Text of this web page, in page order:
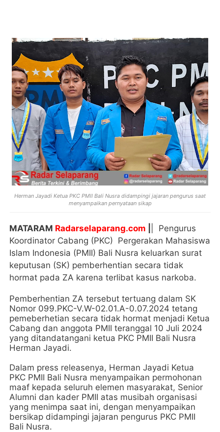
Herman Jayadi Ketua PKC PMII Bali Nusra didampingi jajaran pengurus saat
menyampaikan pernyataan sikap
MATARAM Radarselaparang.com
| Pengurus
Koordinator Cabang (PKC) Pergerakan Mahasiswa
Islam Indonesia (PMII) Bali Nusra keluarkan surat
keputusan (SK) pemberhentian secara tidak
hormat pada ZA karena terlibat kasus narkoba.
Pemberhentian ZA tersebut tertuang dalam SK
Nomor 099.PKC-V.W-02.01.A-0.07.2024 tetang
pemeberhetian secara tidak hormat menjadi Ketua
Cabang dan anggota PMII teranggal 10 Juli 2024
yang ditandatangani ketua PKC PMII Bali Nusra
Herman Jayadi.
Dalam press releasenya, Herman Jayadi Ketua
PKC PMII Bali Nusra menyampaikan permohonan
maaf kepada seluruh elemen masyarakat, Senior
Alumni dan kader PMII atas musibah organisasi
yang menimpa saat ini, dengan menyampaikan
bersikap didampingi jajaran pengurus PKC PMII
Bali Nusra.